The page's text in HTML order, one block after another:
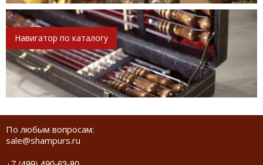
Навигатор по каталогу
По любым вопросам:
sale@shampurs.ru